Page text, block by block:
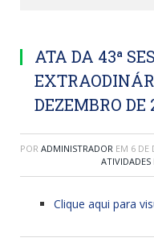
ATA DA 43ª
DEZEMBRO DE
POR ADMINISTRADOR EM 6 DE
ATIVIDADES
Clique aqui para